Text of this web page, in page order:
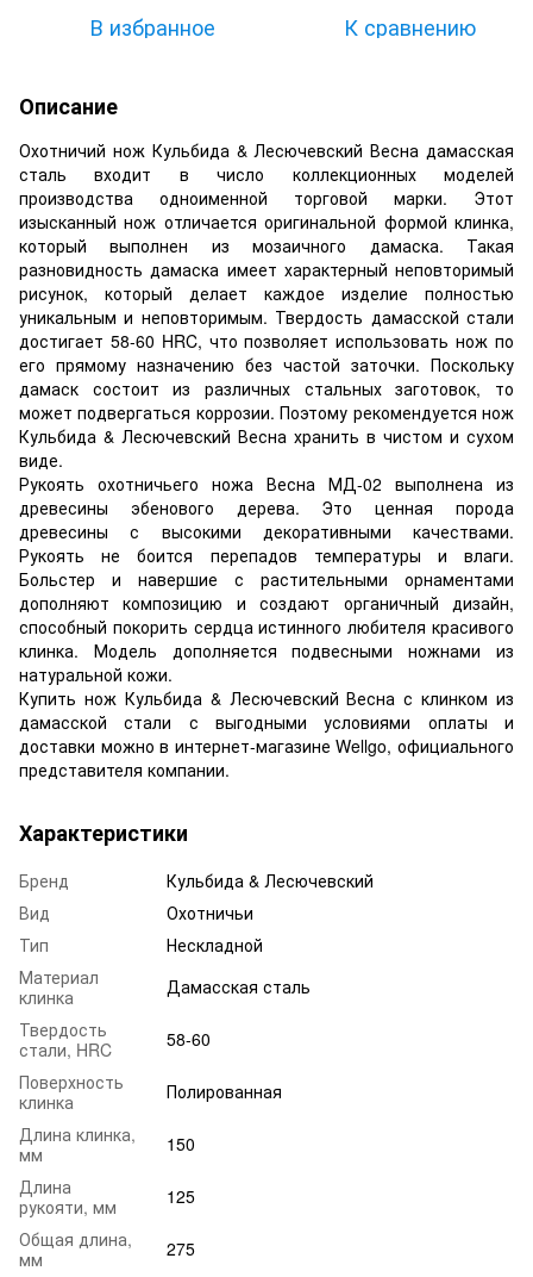
В избранное К сравнению
Описание
Охотничий нож Кульбида & Лесючевский Весна дамасская
сталь входит в число коллекционных моделей
производства одноименной торговой марки. Этот
изысканный нож отличается оригинальной формой клинка,
который выполнен из мозаичного дамаска. Такая
разновидность дамаска имеет характерный неповторимый
рисунок, который делает каждое изделие полностью
уникальным и неповторимым. Твердость дамасской стали
достигает 58-60 HRC, что позволяет использовать нож по
его прямому назначению без частой заточки. Поскольку
дамаск состоит из различных стальных заготовок, то
может подвергаться коррозии. Поэтому рекомендуется нож
Кульбида & Лесючевский Весна хранить в чистом и сухом
виде.
Рукоять охотничьего ножа Весна МД-02 выполнена из
древесины эбенового дерева. Это ценная порода
древесины с высокими декоративными качествами.
Рукоять не боится перепадов температуры и влаги.
Больстер и навершие с растительными орнаментами
дополняют композицию и создают органичный дизайн,
способный покорить сердца истинного любителя красивого
клинка. Модель дополняется подвесными ножнами из
натуральной кожи.
Купить нож Кульбида & Лесючевский Весна с клинком из
дамасской стали с выгодными условиями оплаты и
доставки можно в интернет-магазине Wellgo, официального
представителя компании.
Характеристики
Бренд
Кульбида & Лесючевский
Вид
Охотничьи
Тип
Нескладной
Материал
клинка
Дамасская сталь
Твердость
стали, HRC
58-60
Поверхность
клинка
Полированная
Длина клинка,
мм
150
Длина
рукояти, мм
125
Общая длина,
мм
275